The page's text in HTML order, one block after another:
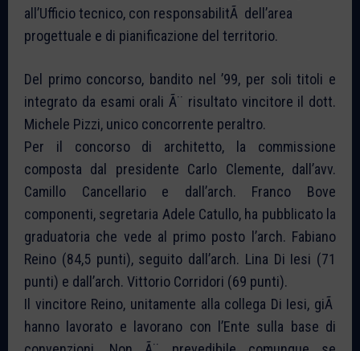
all’Ufficio tecnico, con responsabilitÃ dell’area
progettuale e di pianificazione del territorio.
Del primo concorso, bandito nel ’99, per soli titoli e
integrato da esami orali Ã¨ risultato vincitore il dott.
Michele Pizzi, unico concorrente peraltro.
Per il concorso di architetto, la commissione
composta dal presidente Carlo Clemente, dall’avv.
Camillo Cancellario e dall’arch. Franco Bove
componenti, segretaria Adele Catullo, ha pubblicato la
graduatoria che vede al primo posto l’arch. Fabiano
Reino (84,5 punti), seguito dall’arch. Lina Di Iesi (71
punti) e dall’arch. Vittorio Corridori (69 punti).
Il vincitore Reino, unitamente alla collega Di Iesi, giÃ
hanno lavorato e lavorano con l’Ente sulla base di